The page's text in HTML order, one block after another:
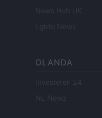
News Hub UK
Lgbtq News
OLANDA
Investeren 24
NL Newz